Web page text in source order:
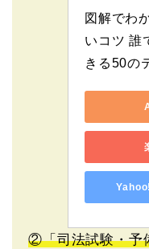
図解でわ
いコツ 誰
きる50の
②「司法試験・予